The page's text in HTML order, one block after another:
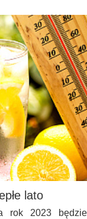
lato
rok 2023 będzie